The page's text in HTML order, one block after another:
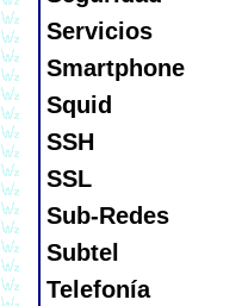
Servicios
Smartphone
Squid
SSH
SSL
Sub-Redes
Subtel
Telefonía